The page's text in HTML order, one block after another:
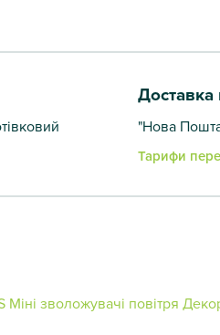
Доставка
"Нова
Тарифи
Міні зволожувачі повітря